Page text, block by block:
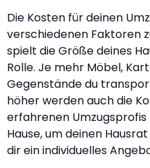
Die Kosten für deinen
verschiedenen Faktoren
spielt die Größe deines
Rolle. Je mehr Möbel,
Gegenstände du
höher werden auch die
erfahrenen
Hause, um deinen
dir ein individuelles